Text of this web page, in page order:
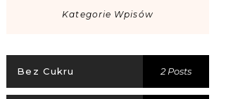
Kategorie Wpisów
Bez Cukru 2 Posts